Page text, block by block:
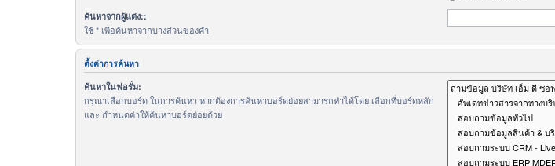
ค้นหาจากผู้แต่ง::
ใช้ * เพื่อค้นหาจากบางส่วนของคำ
ตั้งค่าการค้นหา
ค้นหาในฟอรั่ม:
กรุณาเลือกบอร์ด ในการค้นหา หากต้องการค้นหาบอร์ดย่อยสามารถทำได้โดย เลือกที่บอร์ดหลัก
และ กำหนดค่าให้ค้นหาบอร์ดย่อยด้วย